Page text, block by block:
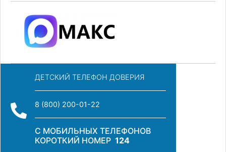
ДЕТСКИЙ ТЕЛЕФОН ДОВЕРИЯ
8 (800) 200-01-22
С МОБИЛЬНЫХ ТЕЛЕФОНОВ
КОРОТКИЙ НОМЕР 124